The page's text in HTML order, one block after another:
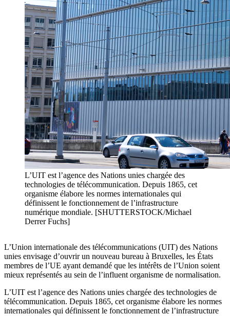
L’UIT est l’agence des Nations unies chargée des
technologies de télécommunication. Depuis 1865, cet
organisme élabore les normes internationales qui
définissent le fonctionnement de l’infrastructure
numérique mondiale. [SHUTTERSTOCK/Michael
Derrer Fuchs]
L’Union internationale des télécommunications (UIT) des Nations
unies envisage d’ouvrir un nouveau bureau à Bruxelles, les États
membres de l’UE ayant demandé que les intérêts de l’Union soient
mieux représentés au sein de l’influent organisme de normalisation.
L’UIT est l’agence des Nations unies chargée des technologies de
télécommunication. Depuis 1865, cet organisme élabore les normes
internationales qui définissent le fonctionnement de l’infrastructure